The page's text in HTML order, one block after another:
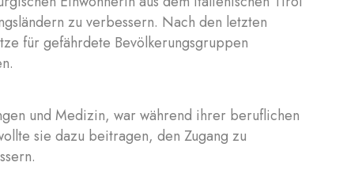
zu verbessern. Nach den letzten
für gefährdete Bevölkerungsgruppen
und Medizin, war während ihrer beruflichen
sie dazu beitragen, den Zugang zu